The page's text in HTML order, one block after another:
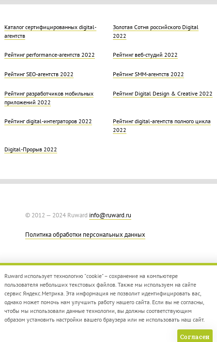
Каталог сертифицированных digital-
агентств
Золотая Cотня российского Digital
2022
Рейтинг performance-агентств 2022 Рейтинг веб-студий 2022
Рейтинг SEO-агентств 2022 Рейтинг SMM-агентств 2022
Рейтинг разработчиков мобильных
приложений 2022
Рейтинг Digital Design & Creative 2022
Рейтинг digital-интеграторов 2022
Рейтинг digital-агентств полного цикла
2022
Digital-Прорыв 2022
© 2012 — 2024 Ruward info@ruward.ru
Политика обработки персональных данных
Дизайн –Red Collar
Создание сайта –Integrate
Ruward использует технологию "cookie" – сохранение на компьютере
пользователя небольших текстовых файлов. Также мы используем на сайте
сервис Яндекс.Метрика. Эта информация не позволит идентифицировать вас,
однако может помочь нам улучшить работу нашего сайта. Если вы не согласны,
чтобы мы использовали данные технологии, вы должны соответствующим
образом установить настройки вашего браузера или не использовать наш сайт.
Согласен